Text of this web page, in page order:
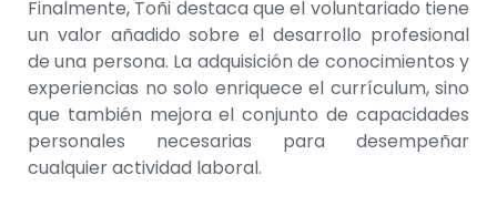
Finalmente, Toñi destaca que el voluntariado tiene
un valor añadido sobre el desarrollo profesional
de una persona. La adquisición de conocimientos y
experiencias no solo enriquece el currículum, sino
que también mejora el conjunto de capacidades
personales necesarias para desempeñar
cualquier actividad laboral.